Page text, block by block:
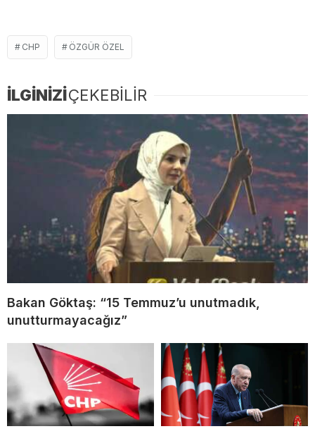
CHP ÖZGÜR ÖZEL
İLGİNİZİÇEKEBİLİR
Bakan Göktaş: “15 Temmuz’u unutmadık,
unutturmayacağız”